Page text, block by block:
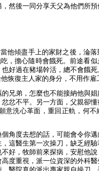
然後一同分享天父為他們所
當他傾盡手上的家財之後，淪
，擔心隨時會餓死。前途看
好過在豬場幹活，總不會餓
恢復主人家的身分，不用作雇
兄弟，怎麼也不能接納他與
忿不平。另一方面，父親卻
意洗心革面，重回正軌，何不
角度去想的話，可能會令你邁
這醫生第一次操刀，缺乏經
好，牧師前來探病，安慰他
度重視，派一位資深的外科